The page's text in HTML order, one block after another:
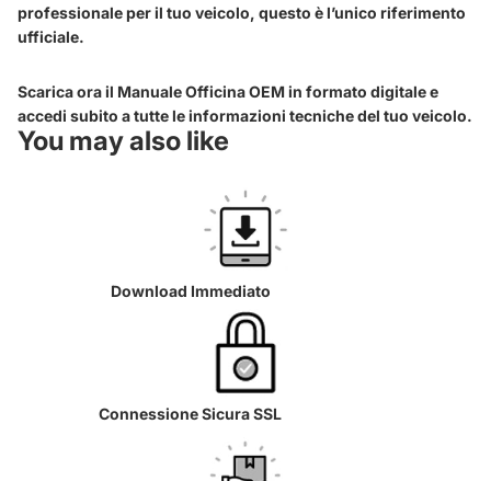
professionale per il tuo veicolo, questo è l’unico riferimento
ufficiale.
Scarica ora il Manuale Officina OEM in formato digitale e
accedi subito a tutte le informazioni tecniche del tuo veicolo.
You may also like
Download Immediato
Connessione Sicura SSL